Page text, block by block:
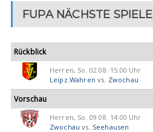
FUPA NÄCHSTE SPIELE
Rückblick
Herren, So. 02.08. 15:00 Uhr
Leipz.Wahren vs. Zwochau
Vorschau
Herren, So. 09.08. 14:00 Uhr
Zwochau vs. Seehausen